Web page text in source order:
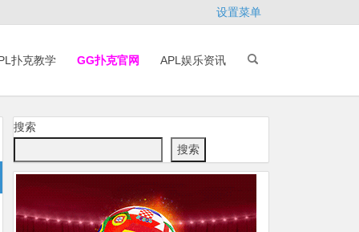
设置菜单
扑克教学 GG扑克官网 APL娱乐资讯
搜索
搜索